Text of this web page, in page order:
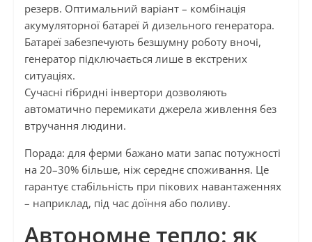
резерв. Оптимальний варіант – комбінація
акумуляторної батареї й дизельного генератора.
Батареї забезпечують безшумну роботу вночі,
генератор підключається лише в екстрених
ситуаціях.
Сучасні гібридні інвертори дозволяють
автоматично перемикати джерела живлення без
втручання людини.
Порада: для ферми бажано мати запас потужності
на 20–30% більше, ніж середнє споживання. Це
гарантує стабільність при пікових навантаженнях
– наприклад, під час доїння або поливу.
Автономне тепло: як